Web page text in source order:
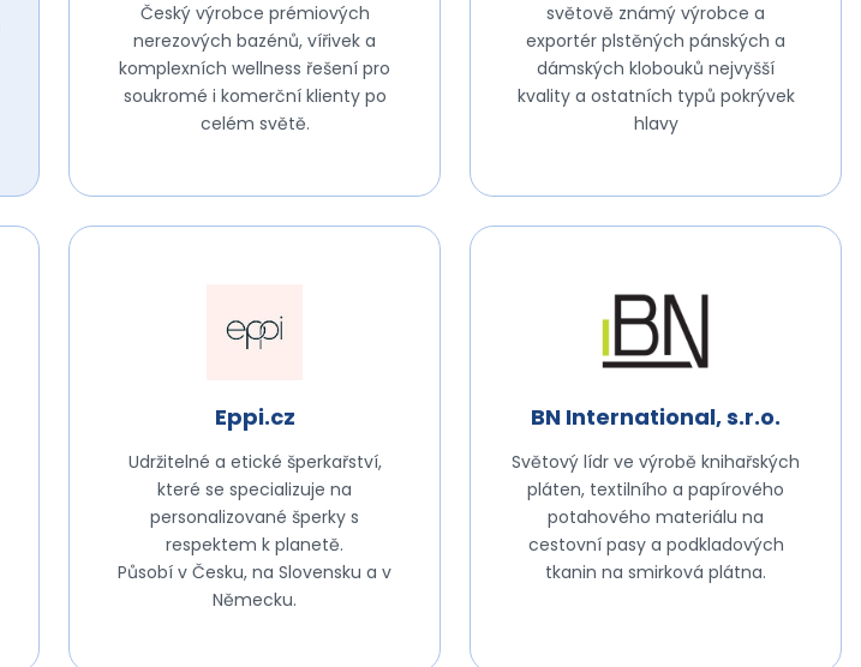
Český výrobce prémiových
nerezových bazénů, vířivek a
komplexních wellness řešení pro
soukromé i komerční klienty po
celém světě.
světově známý výrobce a
exportér plstěných pánských a
dámských klobouků nejvyšší
kvality a ostatních typů pokrývek
hlavy
Eppi.cz
Udržitelné a etické šperkařství,
které se specializuje na
personalizované šperky s
respektem k planetě.
Působí v Česku, na Slovensku a v
Německu.
BN International, s.r.o.
Světový lídr ve výrobě knihařských
pláten, textilního a papírového
potahového materiálu na
cestovní pasy a podkladových
tkanin na smirková plátna.